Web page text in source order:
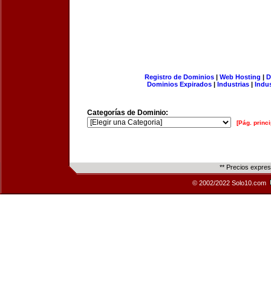
Registro de Dominios| Web Hosting |
Dominios Expirados | Industrias |
Categorías de Dominio:
[Pág.
** Precios
© 2002/2022 Solo10.com